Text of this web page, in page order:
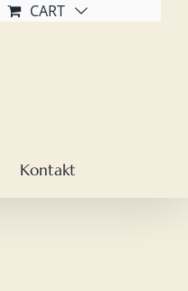
CART
Kontakt